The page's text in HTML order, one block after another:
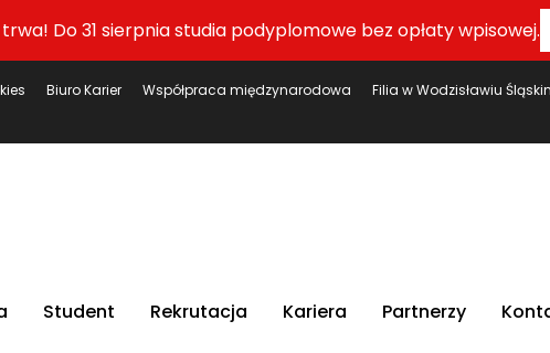
Do 31 sierpnia studia podyplomowe bez opłaty wpisowej.
Biuro Karier Współpraca międzynarodowa Filia w Wodzisławiu
Student Rekrutacja Kariera Partnerzy